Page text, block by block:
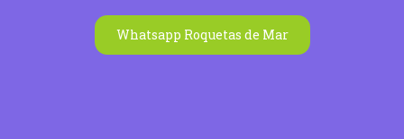
Whatsapp Roquetas de Mar